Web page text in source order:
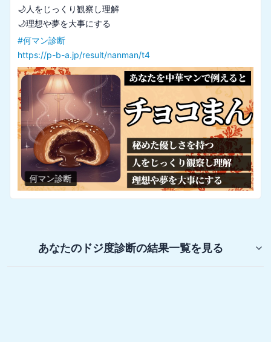
🌙人をじっくり観察し理解
#何マン診断
https://p-b-a.jp/result/nanman/t4
何マン診断
あなたのドジ度診断の結果一覧を見る